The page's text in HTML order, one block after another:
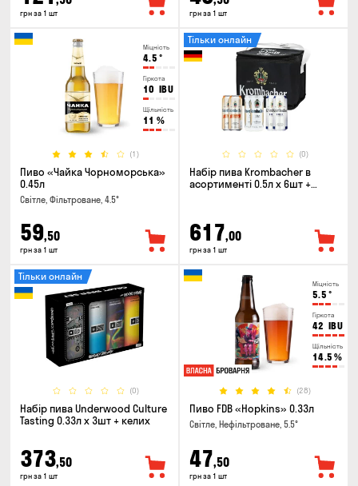
грн за 1 шт грн за 1 шт
Міцність
4.5 °
Гіркота
10 IBU
Щільність
11 %
(1)
Пиво «Чайка Чорноморська»
0.45л
Світле, Фільтроване, 4.5°
59,50
грн за 1 шт
(0)
Тільки онлайн
Набір пива Krombacher в
асортименті 0.5л х 6шт +
617,00
грн за 1 шт
(0)
Тільки онлайн
Набір пива Underwood Culture
Tasting 0.33л x 3шт + келих
373,50
грн за 1 шт
Міцність
5.5 °
Гіркота
42 IBU
Щільність
14.5 %
(28)
Пиво FDB «Hopkins» 0.33л
Світле, Нефільтроване, 5.5°
47,50
грн за 1 шт